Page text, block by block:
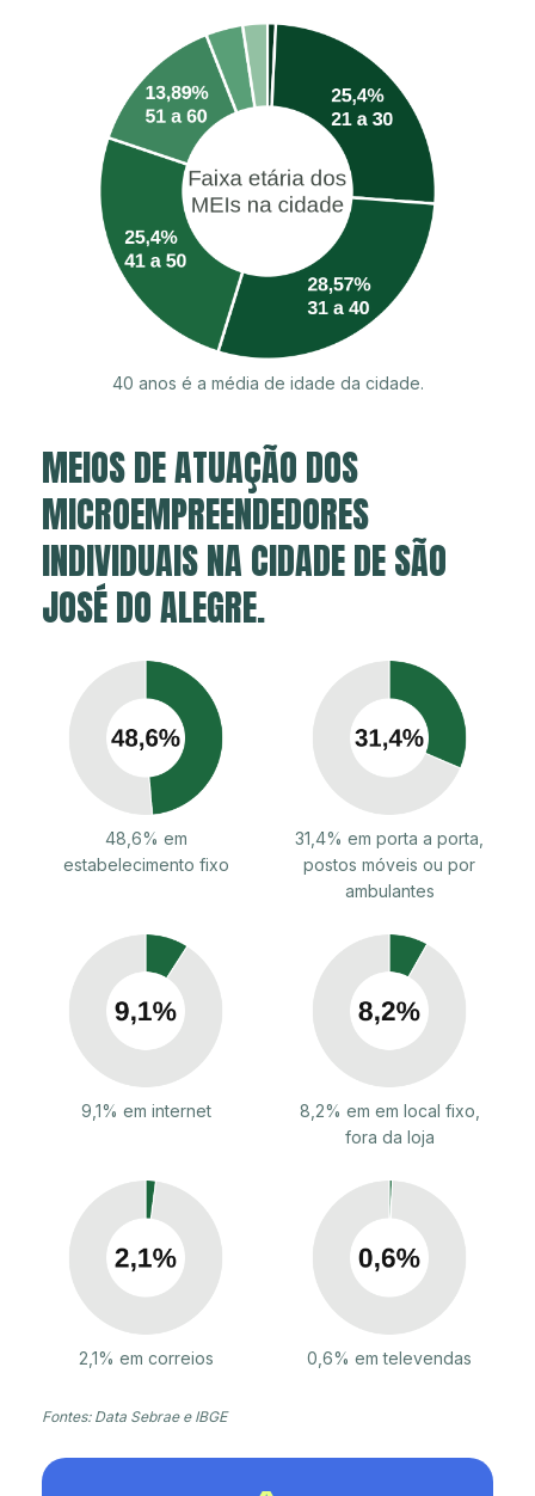
40 anos é a média de idade da cidade.
MEIOS DE ATUAÇÃO DOS
MICROEMPREENDEDORES
INDIVIDUAIS NA CIDADE DE SÃO
JOSÉ DO ALEGRE.
48,6% em
estabelecimento fixo
31,4% em porta a porta,
postos móveis ou por
ambulantes
9,1% em internet
8,2% em em local fixo,
fora da loja
2,1% em correios 0,6% em televendas
Fontes: Data Sebrae e IBGE